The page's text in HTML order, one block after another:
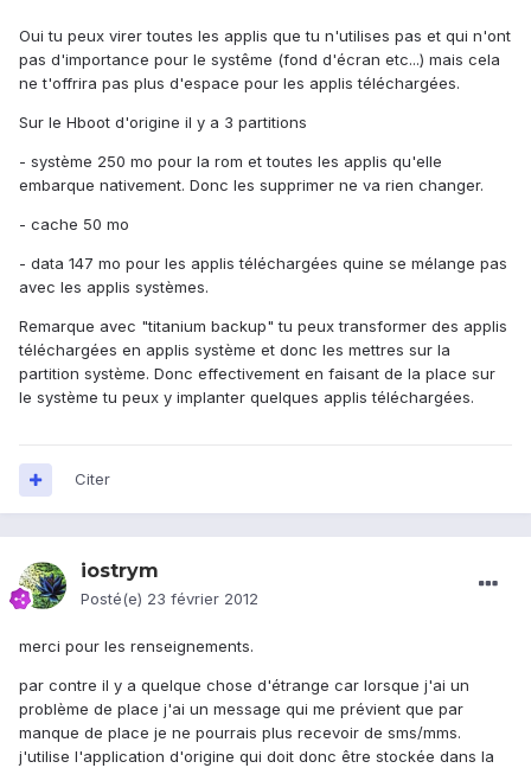
Oui tu peux virer toutes les applis que tu n'utilises pas et qui n'ont
pas d'importance pour le systême (fond d'écran etc...) mais cela
ne t'offrira pas plus d'espace pour les applis téléchargées.
Sur le Hboot d'origine il y a 3 partitions
- système 250 mo pour la rom et toutes les applis qu'elle
embarque nativement. Donc les supprimer ne va rien changer.
- cache 50 mo
- data 147 mo pour les applis téléchargées quine se mélange pas
avec les applis systèmes.
Remarque avec "titanium backup" tu peux transformer des applis
téléchargées en applis système et donc les mettres sur la
partition système. Donc effectivement en faisant de la place sur
le système tu peux y implanter quelques applis téléchargées.
Citer
iostrym
Posté(e) 23 février 2012
merci pour les renseignements.
par contre il y a quelque chose d'étrange car lorsque j'ai un
problème de place j'ai un message qui me prévient que par
manque de place je ne pourrais plus recevoir de sms/mms.
j'utilise l'application d'origine qui doit donc être stockée dans la